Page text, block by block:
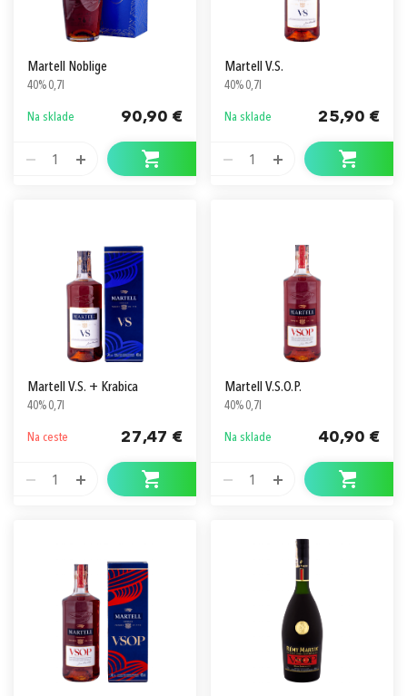
Martell Noblige
40% 0,7l
Na sklade 90,90 €
1
Martell V.S.
40% 0,7l
Na sklade 25,90 €
1
Martell V.S. + Krabica
40% 0,7l
Na ceste 27,47 €
1
Martell V.S.O.P.
40% 0,7l
Na sklade 40,90 €
1